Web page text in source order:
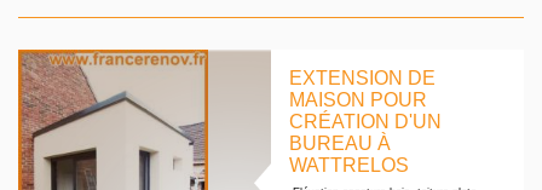
EXTENSION DE
MAISON POUR
CRÉATION D'UN
BUREAU À
WATTRELOS